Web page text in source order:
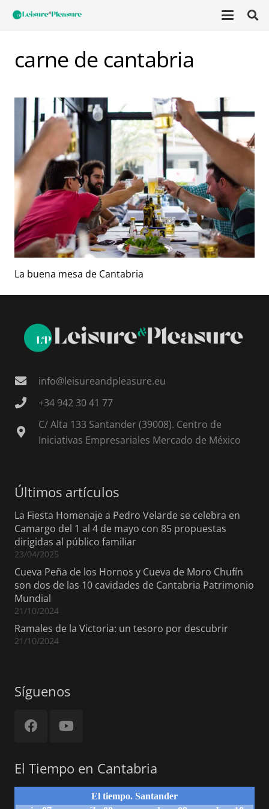
carne de cantabria
La buena mesa de Cantabria
info@leisureandpleasure.eu
+34 942 30 41 77
C/ Alta 133 Santander (39008). Centro de
Iniciativas Empresariales Mercado de México
Últimos artículos
La Fiesta Homenaje a Pedro Velarde se celebra en
Camargo del 1 al 4 de mayo con 85 propuestas
dirigidas al público familiar
23/04/2025
Cueva Peña de los Hornos y Cueva de Moro Chufín
son dos de las 10 cavidades de Cantabria Patrimonio
Mundial
21/10/2024
Ramales de la Victoria: un tesoro por descubrir
21/10/2024
Síguenos
El Tiempo en Cantabria